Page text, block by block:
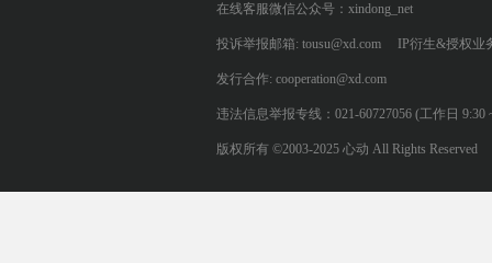
在线客服微信公众号：xindong_net
投诉举报邮箱: tousu@xd.com IP衍生&授权业
发行合作: cooperation@xd.com
违法信息举报专线：021-60727056 (工作日 9:30
版权所有 ©2003-2025 心动 All Rights Reserved